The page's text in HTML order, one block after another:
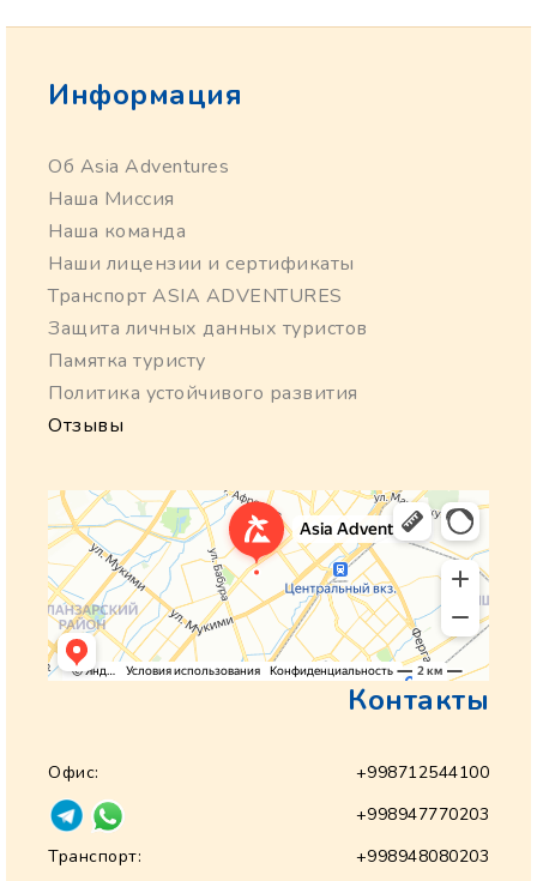
Информация
Об Asia Adventures
Наша Миссия
Наша команда
Наши лицензии и сертификаты
Транспорт ASIA ADVENTURES
Защита личных данных туристов
Памятка туристу
Политика устойчивого развития
Отзывы
Контакты
Офис:
+998712544100
+998947770203
Транспорт:
+998948080203